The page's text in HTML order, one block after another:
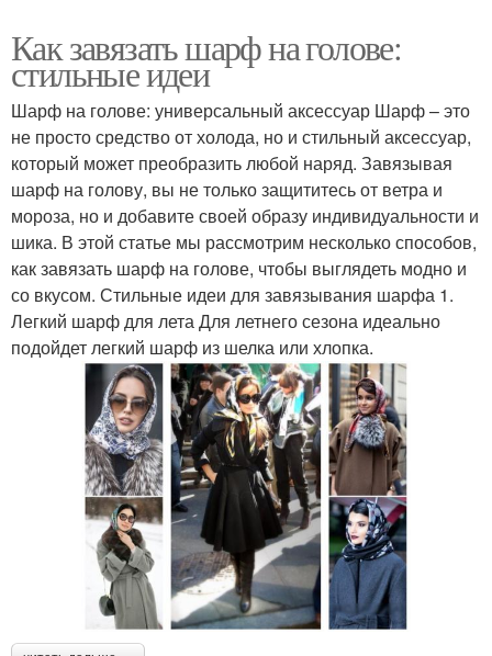
Как завязать шарф на голове:
стильные идеи
Шарф на голове: универсальный аксессуар Шарф – это
не просто средство от холода, но и стильный аксессуар,
который может преобразить любой наряд. Завязывая
шарф на голову, вы не только защититесь от ветра и
мороза, но и добавите своей образу индивидуальности и
шика. В этой статье мы рассмотрим несколько способов,
как завязать шарф на голове, чтобы выглядеть модно и
со вкусом. Стильные идеи для завязывания шарфа 1.
Легкий шарф для лета Для летнего сезона идеально
подойдет легкий шарф из шелка или хлопка.